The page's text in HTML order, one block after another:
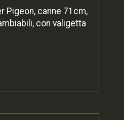
Pigeon, canne 71cm,
con valigetta